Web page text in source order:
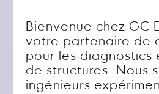
Bienvenue chez GC
votre partenaire de
pour les diagnostics
de structures. Nous
ingénieurs